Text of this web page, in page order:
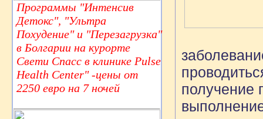
Программы "Интенсив
Детокс", "Ультра
Похудение" и "Перезагрузка"
в Болгарии на курорте
Свети Спасс в клинике Pulse
Health Center" -цены от
2250 евро на 7 ночей
получение